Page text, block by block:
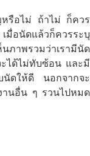
หรือไม่ ถ้าไม่ ก็ควร
มื่อนัดแล้วก็ควรระบุ
ภาพรวมว่าเรามีนัด
ได้ไม่ทับซ้อน และมี
นัดให้ดี นอกจากจะ
งานอื่น ๆ รวนไปหมด